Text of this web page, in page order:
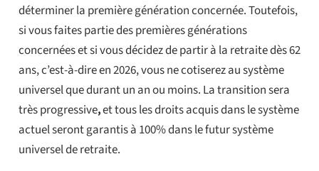
déterminer la première génération concernée. Toutefois,
si vous faites partie des premières générations
concernées et si vous décidez de partir à la retraite dès 62
ans, c’est-à-dire en 2026, vous ne cotiserez au système
universel que durant un an ou moins. La transition sera
très progressive,et tous les droits acquis dans le système
actuel seront garantis à 100% dans le futur système
universel de retraite.